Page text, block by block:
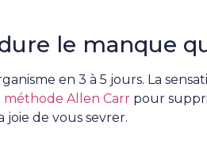
le manque
en 3 à 5 jours. La
méthode Allen Carrpour
de vous sevrer.